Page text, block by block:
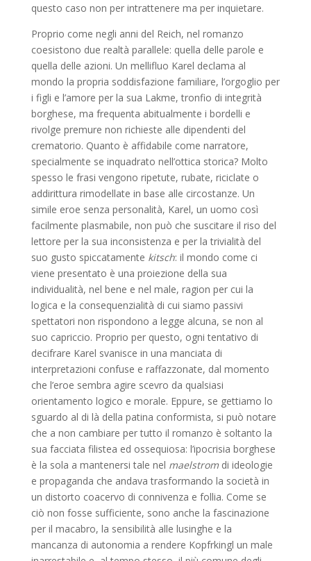
questo caso non per intrattenere ma per inquietare.
Proprio come negli anni del Reich, nel romanzo
coesistono due realtà parallele: quella delle parole e
quella delle azioni. Un mellifluo Karel declama al
mondo la propria soddisfazione familiare, l’orgoglio per
i figli e l’amore per la sua Lakme, tronfio di integrità
borghese, ma frequenta abitualmente i bordelli e
rivolge premure non richieste alle dipendenti del
crematorio. Quanto è affidabile come narratore,
specialmente se inquadrato nell’ottica storica? Molto
spesso le frasi vengono ripetute, rubate, riciclate o
addirittura rimodellate in base alle circostanze. Un
simile eroe senza personalità, Karel, un uomo così
facilmente plasmabile, non può che suscitare il riso del
lettore per la sua inconsistenza e per la trivialità del
suo gusto spiccatamente kitsch: il mondo come ci
viene presentato è una proiezione della sua
individualità, nel bene e nel male, ragion per cui la
logica e la consequenzialità di cui siamo passivi
spettatori non rispondono a legge alcuna, se non al
suo capriccio. Proprio per questo, ogni tentativo di
decifrare Karel svanisce in una manciata di
interpretazioni confuse e raffazzonate, dal momento
che l’eroe sembra agire scevro da qualsiasi
orientamento logico e morale. Eppure, se gettiamo lo
sguardo al di là della patina conformista, si può notare
che a non cambiare per tutto il romanzo è soltanto la
sua facciata filistea ed ossequiosa: l’ipocrisia borghese
è la sola a mantenersi tale nel maelstromdi ideologie
e propaganda che andava trasformando la società in
un distorto coacervo di connivenza e follia. Come se
ciò non fosse sufficiente, sono anche la fascinazione
per il macabro, la sensibilità alle lusinghe e la
mancanza di autonomia a rendere Kopfrkingl un male